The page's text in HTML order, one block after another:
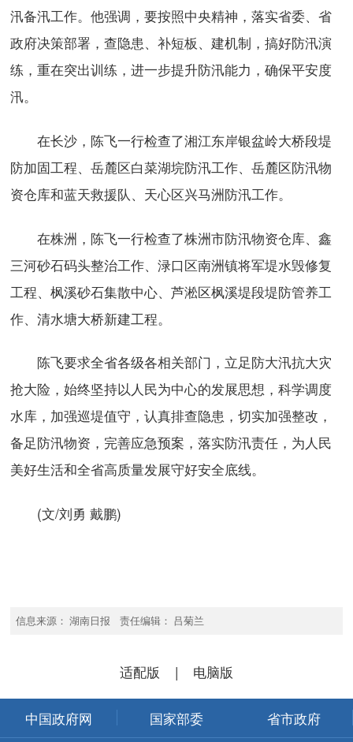
汛备汛工作。他强调，要按照中央精神，落实省委、省
政府决策部署，查隐患、补短板、建机制，搞好防汛演
练，重在突出训练，进一步提升防汛能力，确保平安度
汛。
在长沙，陈飞一行检查了湘江东岸银盆岭大桥段堤
防加固工程、岳麓区白菜湖垸防汛工作、岳麓区防汛物
资仓库和蓝天救援队、天心区兴马洲防汛工作。
在株洲，陈飞一行检查了株洲市防汛物资仓库、鑫
三河砂石码头整治工作、渌口区南洲镇将军堤水毁修复
工程、枫溪砂石集散中心、芦淞区枫溪堤段堤防管养工
作、清水塘大桥新建工程。
陈飞要求全省各级各相关部门，立足防大汛抗大灾
抢大险，始终坚持以人民为中心的发展思想，科学调度
水库，加强巡堤值守，认真排查隐患，切实加强整改，
备足防汛物资，完善应急预案，落实防汛责任，为人民
美好生活和全省高质量发展守好安全底线。
(文/刘勇 戴鹏)
信息来源： 湖南日报 责任编辑： 吕菊兰
适配版 | 电脑版
中国政府网 国家部委 省市政府